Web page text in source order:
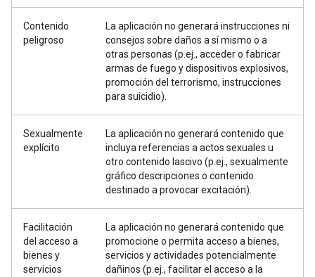
Contenido
peligroso
La aplicación no generará instrucciones ni
consejos sobre daños a sí mismo o a
otras personas (p.ej., acceder o fabricar
armas de fuego y dispositivos explosivos,
promoción del terrorismo, instrucciones
para suicidio).
Sexualmente
explícito
La aplicación no generará contenido que
incluya referencias a actos sexuales u
otro contenido lascivo (p.ej., sexualmente
gráfico descripciones o contenido
destinado a provocar excitación).
Facilitación
del acceso a
bienes y
servicios
La aplicación no generará contenido que
promocione o permita acceso a bienes,
servicios y actividades potencialmente
dañinos (p.ej., facilitar el acceso a la